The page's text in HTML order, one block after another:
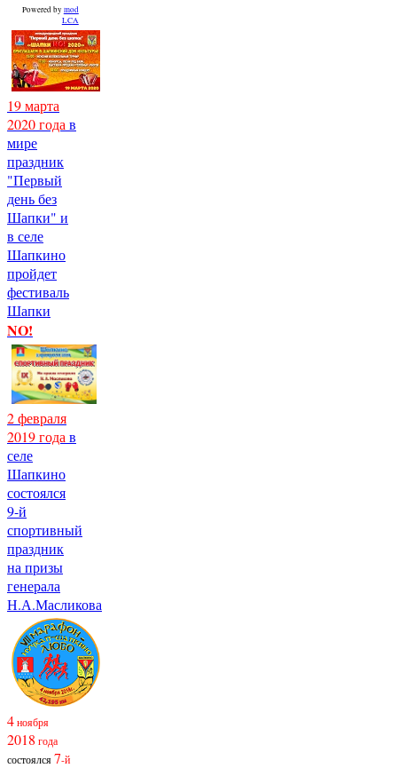
Powered by mod
LCA
19 марта
2020 года в
мире
праздник
"Первый
день без
Шапки" и
в селе
Шапкино
пройдет
фестиваль
Шапки
NO!
2 февраля
2019 года в
селе
Шапкино
состоялся
9-й
спортивный
праздник
на призы
генерала
Н.А.Масликова
4ноября
2018 года
состоялся7-й